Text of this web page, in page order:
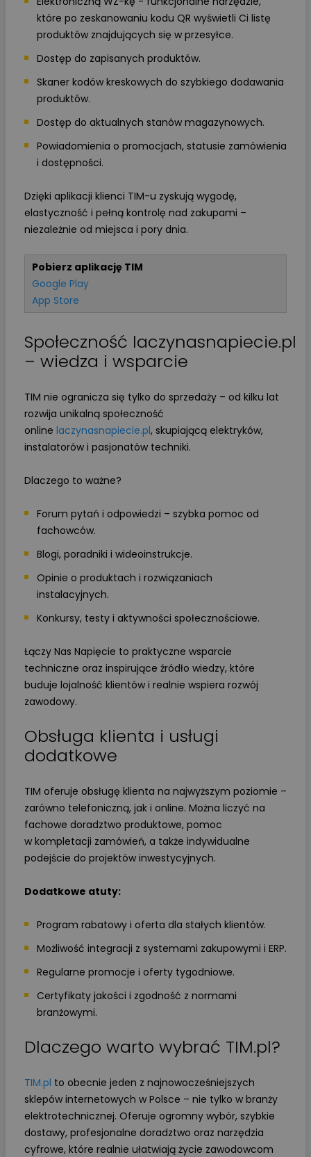
które po zeskanowaniu kodu QR wyświetli Ci listę
produktów znajdujących się w przesyłce.
Dostęp do zapisanych produktów.
Skaner kodów kreskowych do szybkiego dodawania
produktów.
Dostęp do aktualnych stanów magazynowych.
Powiadomienia o promocjach, statusie zamówienia
i dostępności.
Dzięki aplikacji klienci TIM-u zyskują wygodę,
elastyczność i pełną kontrolę nad zakupami –
niezależnie od miejsca i pory dnia.
Pobierz aplikację TIM
Google Play
App Store
Społeczność laczynasnapiecie.pl
– wiedza i wsparcie
TIM nie ogranicza się tylko do sprzedaży – od kilku lat
rozwija unikalną społeczność
online laczynasnapiecie.pl, skupiającą elektryków,
instalatorów i pasjonatów techniki.
Dlaczego to ważne?
Forum pytań i odpowiedzi – szybka pomoc od
fachowców.
Blogi, poradniki i wideoinstrukcje.
Opinie o produktach i rozwiązaniach
instalacyjnych.
Konkursy, testy i aktywności społecznościowe.
Łączy Nas Napięcie to praktyczne wsparcie
techniczne oraz inspirujące źródło wiedzy, które
buduje lojalność klientów i realnie wspiera rozwój
zawodowy.
Obsługa klienta i usługi
dodatkowe
TIM oferuje obsługę klienta na najwyższym poziomie –
zarówno telefoniczną, jak i online. Można liczyć na
fachowe doradztwo produktowe, pomoc
w kompletacji zamówień, a także indywidualne
podejście do projektów inwestycyjnych.
Dodatkowe atuty:
Program rabatowy i oferta dla stałych klientów.
Możliwość integracji z systemami zakupowymi i ERP.
Regularne promocje i oferty tygodniowe.
Certyfikaty jakości i zgodność z normami
branżowymi.
Dlaczego warto wybrać TIM.pl?
TIM.pl to obecnie jeden z najnowocześniejszych
sklepów internetowych w Polsce – nie tylko w branży
elektrotechnicznej. Oferuje ogromny wybór, szybkie
dostawy, profesjonalne doradztwo oraz narzędzia
cyfrowe, które realnie ułatwiają życie zawodowcom